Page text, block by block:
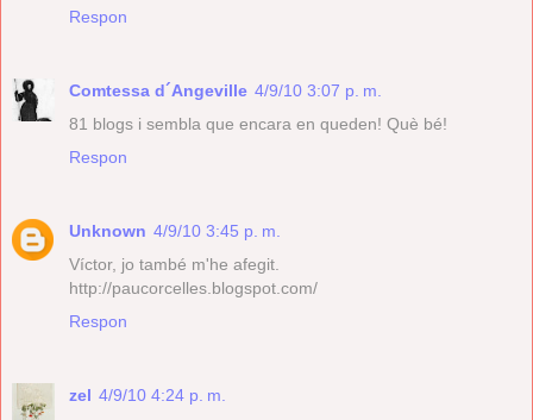
Respon
Comtessa d´Angeville 4/9/10 3:07 p. m.
81 blogs i sembla que encara en queden! Què bé!
Respon
Unknown 4/9/10 3:45 p. m.
Víctor, jo també m'he afegit.
http://paucorcelles.blogspot.com/
Respon
zel 4/9/10 4:24 p. m.